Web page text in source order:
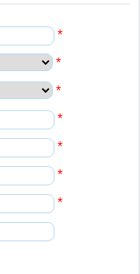
*
*
*
*
*
*
*